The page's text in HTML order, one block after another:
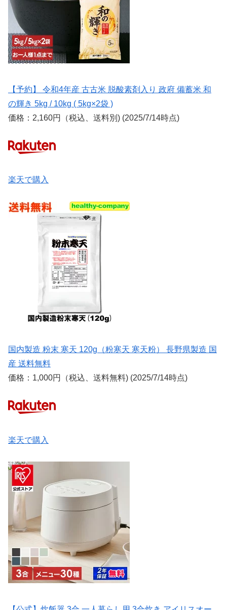
【予約】 令和4年産 古古米 脱酸素剤入り 政府 備蓄米 和
の輝き 5kg / 10kg ( 5kg×2袋 )
価格：2,160円（税込、送料別) (2025/7/14時点)
楽天で購入
国内製造 粉末 寒天 120g（粉寒天 寒天粉） 長野県製造 国
産 送料無料
価格：1,000円（税込、送料無料) (2025/7/14時点)
楽天で購入